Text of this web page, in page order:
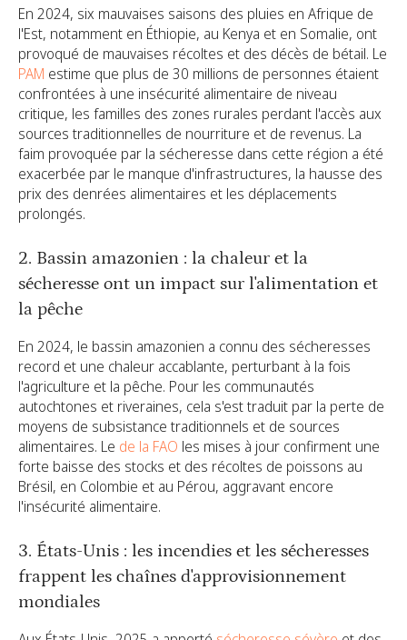
En 2024, six mauvaises saisons des pluies en Afrique de
l'Est, notamment en Éthiopie, au Kenya et en Somalie, ont
provoqué de mauvaises récoltes et des décès de bétail. Le
PAM estime que plus de 30 millions de personnes étaient
confrontées à une insécurité alimentaire de niveau
critique, les familles des zones rurales perdant l'accès aux
sources traditionnelles de nourriture et de revenus. La
faim provoquée par la sécheresse dans cette région a été
exacerbée par le manque d'infrastructures, la hausse des
prix des denrées alimentaires et les déplacements
prolongés.
2. Bassin amazonien : la chaleur et la
sécheresse ont un impact sur l'alimentation et
la pêche
En 2024, le bassin amazonien a connu des sécheresses
record et une chaleur accablante, perturbant à la fois
l'agriculture et la pêche. Pour les communautés
autochtones et riveraines, cela s'est traduit par la perte de
moyens de subsistance traditionnels et de sources
alimentaires. Le de la FAO les mises à jour confirment une
forte baisse des stocks et des récoltes de poissons au
Brésil, en Colombie et au Pérou, aggravant encore
l'insécurité alimentaire.
3. États-Unis : les incendies et les sécheresses
frappent les chaînes d'approvisionnement
mondiales